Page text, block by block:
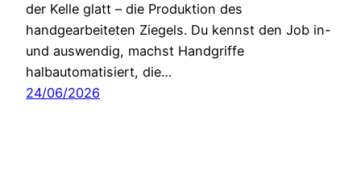
der Kelle glatt – die Produktion des
handgearbeiteten Ziegels. Du kennst den Job in-
und auswendig, machst Handgriffe
halbautomatisiert, die…
24/06/2026